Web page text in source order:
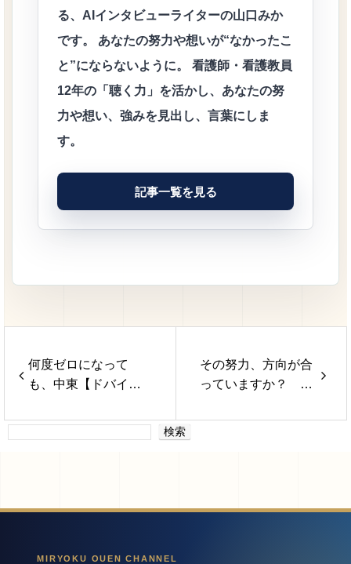
る、AIインタビューライターの山口みか
です。 あなたの努力や想いが“なかったこ
と”にならないように。 看護師・看護教員
12年の「聴く力」を活かし、あなたの努
力や想い、強みを見出し、言葉にしま
す。
記事一覧を見る
何度ゼロになって
も、中東【ドバイ・
選んだ理由ー田口修
一郎－
その努力、方向が合
っていますか？ 株
クスメソッド 野口
検索
MIRYOKU OUEN CHANNEL